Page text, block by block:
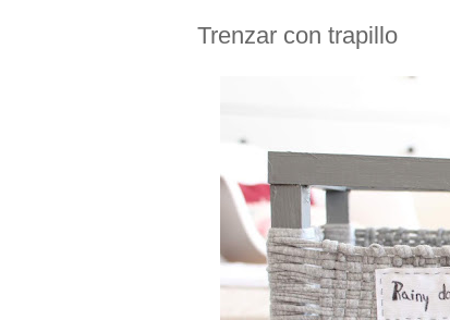
Trenzar con trapillo